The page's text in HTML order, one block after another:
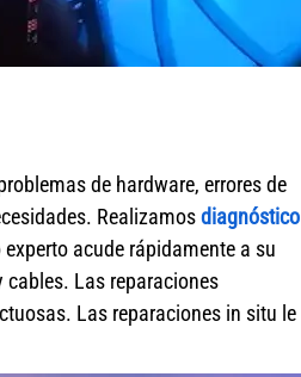
de hardware, errores de
Realizamosdiagnóstico
acude rápidamente a su
Las reparaciones
Las reparaciones in situ le